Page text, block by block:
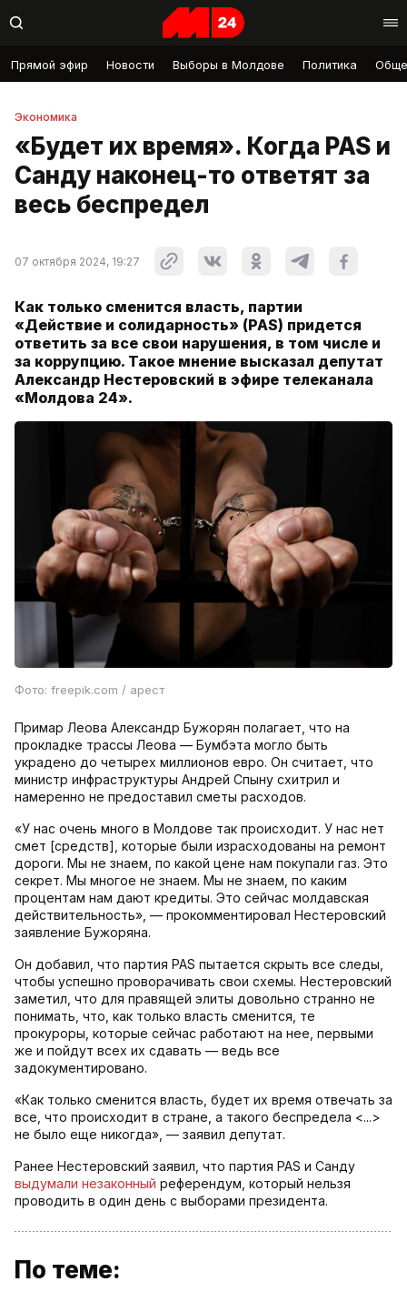
Прямой эфир Новости Выборы в Молдове Политика
Экономика
«Будет их время». Когда PAS и
Санду наконец-то ответят за
весь беспредел
07 октября 2024, 19:27
Как только сменится власть, партии
«Действие и солидарность» (PAS) придется
ответить за все свои нарушения, в том числе и
за коррупцию. Такое мнение высказал депутат
Александр Нестеровский в эфире телеканала
«Молдова 24».
Фото: freepik.com / арест
Примар Леова Александр Бужорян полагает, что на
прокладке трассы Леова — Бумбэта могло быть
украдено до четырех миллионов евро. Он считает, что
министр инфраструктуры Андрей Спыну схитрил и
намеренно не предоставил сметы расходов.
«У нас очень много в Молдове так происходит. У нас нет
смет [средств], которые были израсходованы на ремонт
дороги. Мы не знаем, по какой цене нам покупали газ. Это
секрет. Мы многое не знаем. Мы не знаем, по каким
процентам нам дают кредиты. Это сейчас молдавская
действительность», — прокомментировал Нестеровский
заявление Бужоряна.
Он добавил, что партия PAS пытается скрыть все следы,
чтобы успешно проворачивать свои схемы. Нестеровский
заметил, что для правящей элиты довольно странно не
понимать, что, как только власть сменится, те
прокуроры, которые сейчас работают на нее, первыми
же и пойдут всех их сдавать — ведь все
задокументировано.
«Как только сменится власть, будет их время отвечать за
все, что происходит в стране, а такого беспредела <...>
не было еще никогда», — заявил депутат.
Ранее Нестеровский заявил, что партия PAS и Санду
выдумали незаконный референдум, который нельзя
проводить в один день с выборами президента.
По теме: